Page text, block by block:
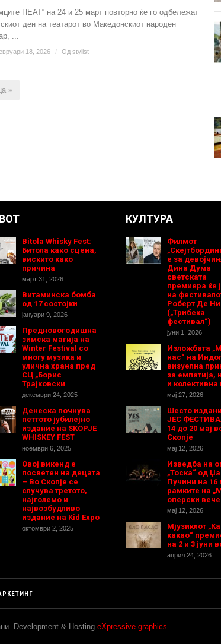
ПЕАТ“ на 24 и 25 март повторно ќе го одбележат
ден на театарот во Македонскиот народен
...
18, 2026 / Од stylist
»
Bitola Whisky Fest:
Битола како сцена,
вискито како
причина
март 31, 2026
Витаминска бомба
од 17 состојки
јануари 9, 2026
Предновогодишнa
зимска магија на
Winter Festival со
многу музика и
улична храна пред
СЦ „Борис
Трајковски
декември 24, 2025
Денеска почнува
петтото јубилејно
издание на SKOPJE
WHISKEY FEST
ноември 6, 2025
Овој викенд е
посветен на децата
– Во Скопје се
случува третото,
најголемо и
највозбудливо
издание на Kid Expo
октомври 2, 2025
КУЛТУРА
Филмот
е за
Дина Дума
светската
премиера ќе
на
Роберт Де
(„Трибека
фестивал“)
јуни 1, 2026
Изложбата
нас“ на
визуелна
за емпатија,
и колективна
мај 27, 2026
Шесто
ЈЕС
14 до 20 мај
Скопје
мај 12, 2026
Изведба на
„Тоска“ од
Пучини на 16
рамките на
оперски
мај 12, 2026
Мјузиклот
какао“
на 2 и 3 јуни
април 24, 2026
Development & Hosting eXpressive graphics